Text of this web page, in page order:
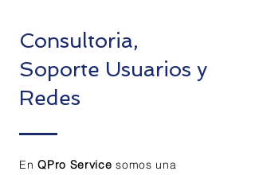
Consultoria,
Soporte Usuarios y
Redes
EnQPro Servicesomos una